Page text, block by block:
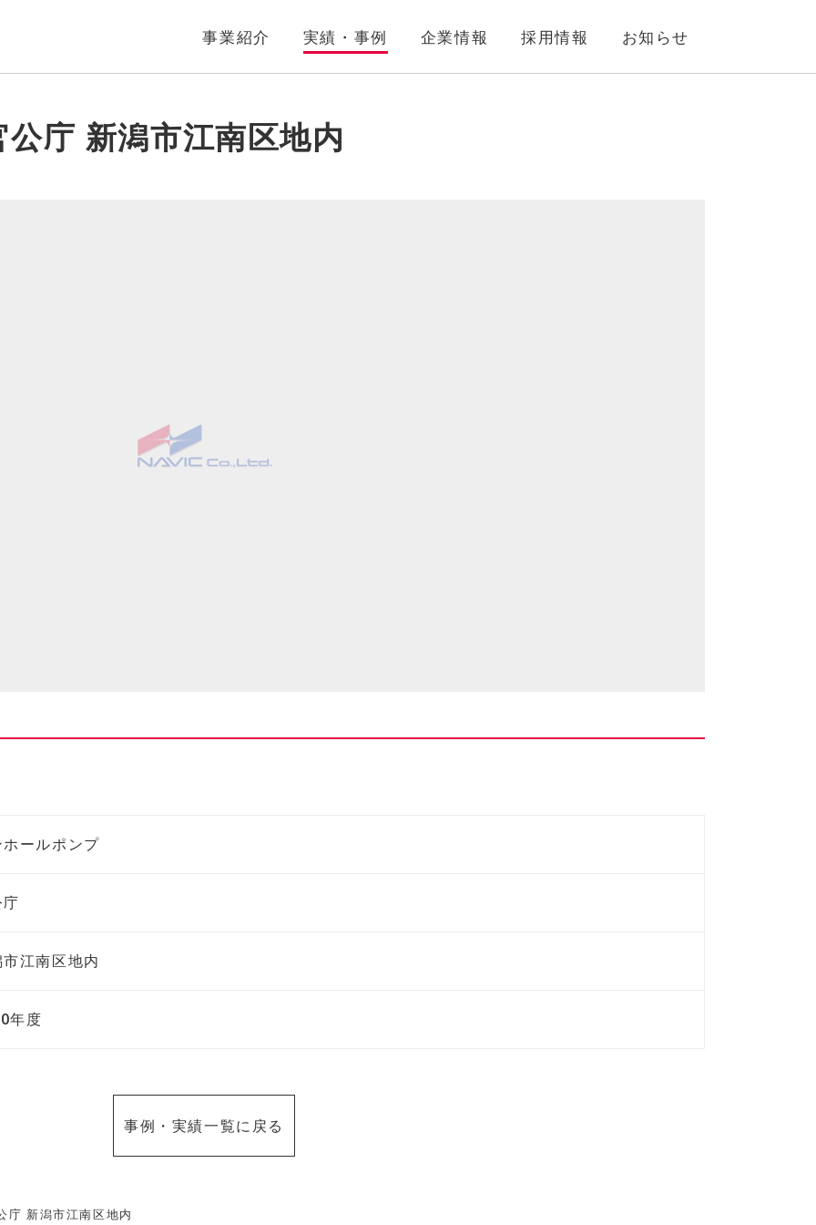
事業紹介 実績・事例 企業情報 採用情報 お知らせ
庁 新潟市江南区地内
ールポンプ
江南区地内
年度
事例・実績一覧に戻る
庁 新潟市江南区地内